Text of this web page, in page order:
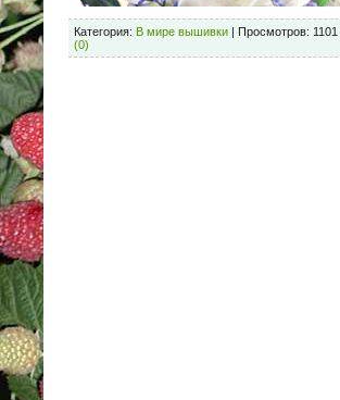
Категория: В мире вышивки | Просмотров:
(0)